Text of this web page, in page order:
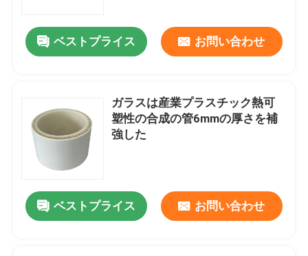
ホーム
ベストプライス お問い合わせ
ガラスは産業プラスチック熱可
塑性の合成の管6mmの厚さを補
強した
ベストプライス お問い合わせ